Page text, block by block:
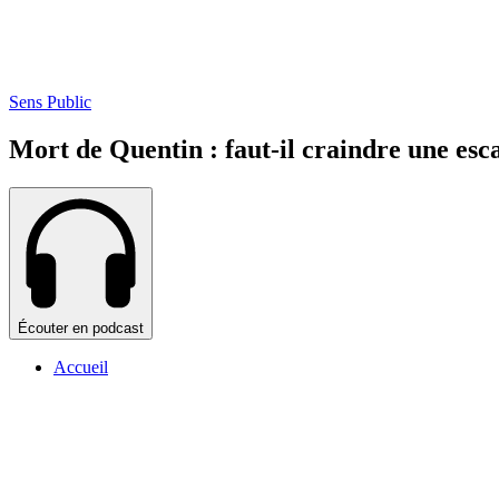
Sens Public
Mort de Quentin : faut-il craindre une
Écouter en podcast
Accueil